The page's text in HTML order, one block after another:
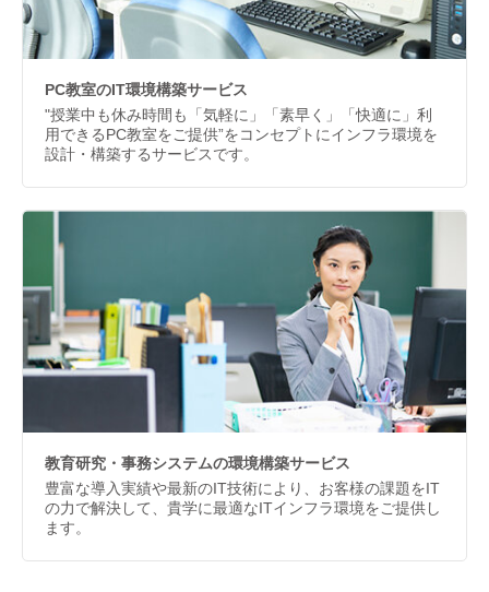
PC教室のIT環境構築サービス
"授業中も休み時間も「気軽に」「素早く」「快適に」利
用できるPC教室をご提供”をコンセプトにインフラ環境を
設計・構築するサービスです。
教育研究・事務システムの環境構築サービス
豊富な導入実績や最新のIT技術により、お客様の課題をIT
の力で解決して、貴学に最適なITインフラ環境をご提供し
ます。